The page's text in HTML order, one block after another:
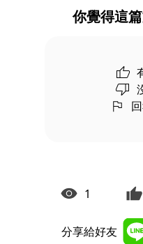
你覺得這
1
分享給好友